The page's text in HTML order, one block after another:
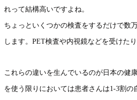
れって結構高いですよね。
ちょっといくつかの検査をするだけで数
します。PET検査や内視鏡などを受けた
これらの違いを生んでいるのが日本の健
を使う限りにおいては患者さんは1-3割の